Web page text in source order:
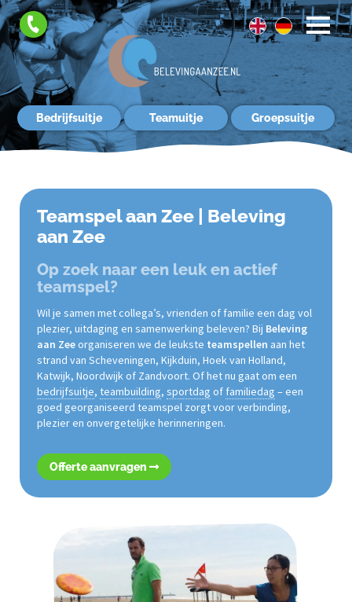
Bedrijfsuitje Teamuitje Groepsuitje
Contact
Teamspel aan Zee | Beleving
aan Zee
Op zoek naar een leuk en actief
teamspel?
Wil je samen met collega’s, vrienden of familie een dag vol
plezier, uitdaging en samenwerking beleven? Bij Beleving
aan Zeeorganiseren we de leukste teamspellen aan het
strand van Scheveningen, Kijkduin, Hoek van Holland,
Katwijk, Noordwijk of Zandvoort. Of het nu gaat om een
bedrijfsuitje, teambuilding, sportdag of familiedag – een
goed georganiseerd teamspel zorgt voor verbinding,
plezier en onvergetelijke herinneringen.
Offerte aanvragen